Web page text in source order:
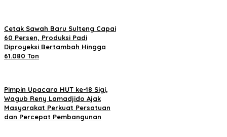
Cetak Sawah Baru Sulteng Capai
60 Persen, Produksi Padi
Diproyeksi Bertambah Hingga
61.080 Ton
Pimpin Upacara HUT ke-18 Sigi,
Wagub Reny Lamadjido Ajak
Masyarakat Perkuat Persatuan
dan Percepat Pembangunan